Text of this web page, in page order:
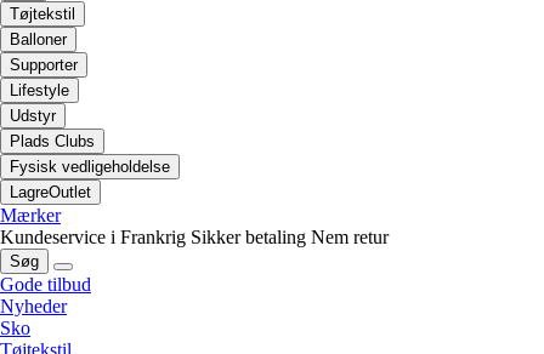
Tøjtekstil
Balloner
Supporter
Lifestyle
Udstyr
Plads Clubs
Fysisk vedligeholdelse
LagreOutlet
Mærker
Kundeservice i Frankrig Sikker betaling Nem retur
Søg
Gode tilbud
Nyheder
Sko